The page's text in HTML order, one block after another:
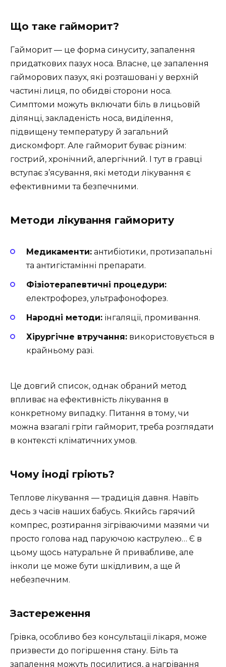
Що таке гайморит?
Гайморит — це форма синуситу, запалення
придаткових пазух носа. Власне, це запалення
гайморових пазух, які розташовані у верхній
частині лиця, по обидві сторони носа.
Симптоми можуть включати біль в лицьовій
ділянці, закладеність носа, виділення,
підвищену температуру й загальний
дискомфорт. Але гайморит буває різним:
гострий, хронічний, алергічний. І тут в гравці
вступає з’ясування, які методи лікування є
ефективними та безпечними.
Методи лікування гаймориту
Медикаменти: антибіотики, протизапальні
та антигістамінні препарати.
Фізіотерапевтичні процедури:
електрофорез, ультрафонофорез.
Народні методи: інгаляції, промивання.
Хірургічне втручання: використовується в
крайньому разі.
Це довгий список, однак обраний метод
впливає на ефективність лікування в
конкретному випадку. Питання в тому, чи
можна взагалі гріти гайморит, треба розглядати
в контексті кліматичних умов.
Чому іноді гріють?
Теплове лікування — традиція давня. Навіть
десь з часів наших бабусь. Якийсь гарячий
компрес, розтирання зігріваючими мазями чи
просто голова над паруючою каструлею… Є в
цьому щось натуральне й привабливе, але
інколи це може бути шкідливим, а ще й
небезпечним.
Застереження
Грівка, особливо без консультації лікаря, може
призвести до погіршення стану. Біль та
запалення можуть посилитися, а нагрівання